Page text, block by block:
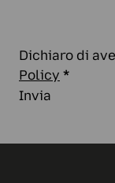
Dichiaro di
Policy *
Invia